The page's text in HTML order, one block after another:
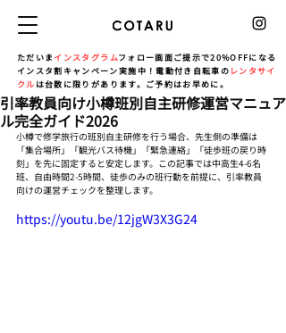
ただいま インスタグラムフォロー画面ご提示で20%OFFになる
インスタ割キャンペーン実施中！電動付き自転車の レンタサイ
クル は台数に限りがあります。ご予約はお早めに。
引率教員向け小樽班別自主研修運営マニュア
ル完全ガイド2026
小樽で修学旅行の班別自主研修を行う場合、先生側の準備は
「集合場所」「観光バス待機」「緊急連絡」「徒歩班の戻り時
刻」を先に固定すると安定します。この記事では中高生4-6名
班、自由時間2-5時間、徒歩のみの班行動を前提に、引率教員
向けの運営チェックを整理します。
https://youtu.be/12jgW3X3G24